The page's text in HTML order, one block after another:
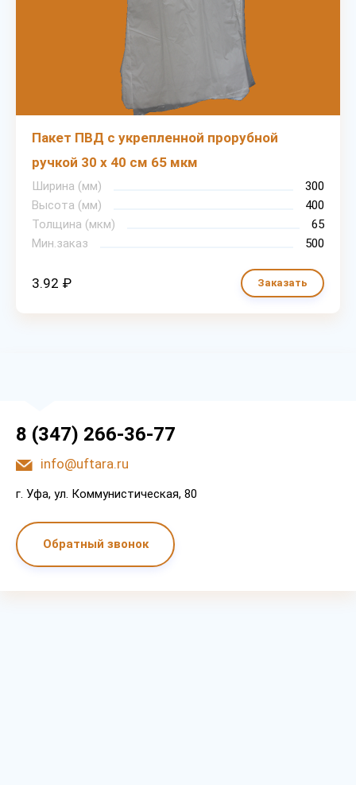
Пакет ПВД с укрепленной прорубной
ручкой 30 х 40 см 65 мкм
Ширина (мм)
300
Высота (мм)
400
Толщина (мкм)
65
Мин.заказ
500
3.92 ₽ Заказать
8 (347) 266-36-77
info@uftara.ru
г. Уфа, ул. Коммунистическая, 80
Обратный звонок